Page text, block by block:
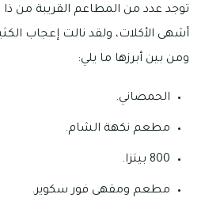
توجد عدد من المطاعم القريبة من ذا
أشهى الأكلات، ولقد نالت إعجاب
ومن بين أبرزها ما يلي:
الحمصاني.
مطعم نكهة الشام.
800 بيتزا.
مطعم ومقهى فور سكوير.